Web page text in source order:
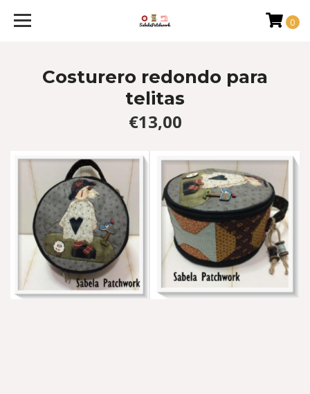
0
Costurero redondo para
telitas
€13,00